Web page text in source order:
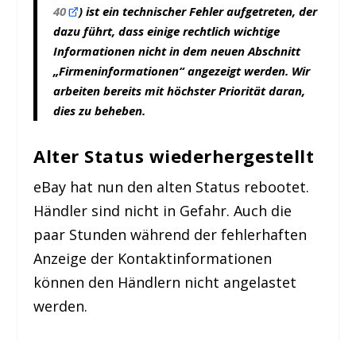
40
) ist ein technischer Fehler aufgetreten, der
dazu führt, dass einige rechtlich wichtige
Informationen nicht in dem neuen Abschnitt
„Firmeninformationen“ angezeigt werden. Wir
arbeiten bereits mit höchster Priorität daran,
dies zu beheben.
Alter Status wiederhergestellt
eBay hat nun den alten Status rebootet.
Händler sind nicht in Gefahr. Auch die
paar Stunden während der fehlerhaften
Anzeige der Kontaktinformationen
können den Händlern nicht angelastet
werden.